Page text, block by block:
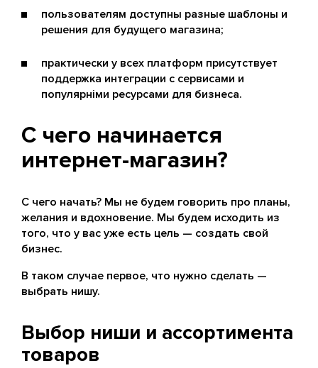
пользователям доступны разные шаблоны и
решения для будущего магазина;
практически у всех платформ присутствует
поддержка интеграции с сервисами и
популярніми ресурсами для бизнеса.
С чего начинается
интернет-магазин?
С чего начать? Мы не будем говорить про планы,
желания и вдохновение. Мы будем исходить из
того, что у вас уже есть цель — создать свой
бизнес.
В таком случае первое, что нужно сделать —
выбрать нишу.
Выбор ниши и ассортимента
товаров